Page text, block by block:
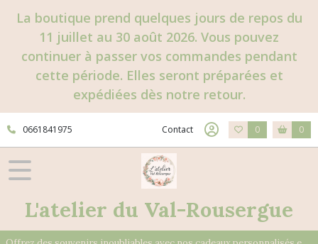
La boutique prend quelques jours de repos du
11 juillet au 30 août 2026. Vous pouvez
continuer à passer vos commandes pendant
cette période. Elles seront préparées et
expédiées dès notre retour.
0661841975 Contact 0 0
L'atelier du Val-Rousergue